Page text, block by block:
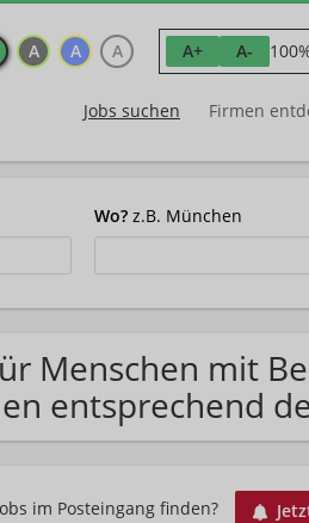
A A A A+ A-
Jobs suchen Firmen
Wo? z.B. München
Menschen mit
entsprechend
im Posteingang finden?